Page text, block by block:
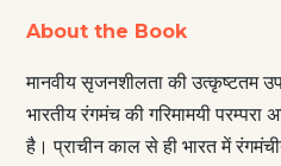
About the Book
मानवीय सृजनशीलता की उत्कृष्टतम
भारतीय रंगमंच की गरिमामयी परम्परा
है। प्राचीन काल से ही भारत में